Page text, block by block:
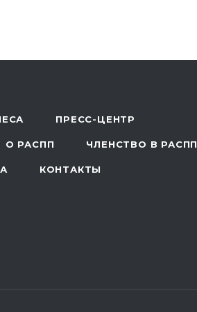
ПРЕСС-ЦЕНТР
О РАСПП ЧЛЕНСТВО В РАСПП
КОНТАКТЫ